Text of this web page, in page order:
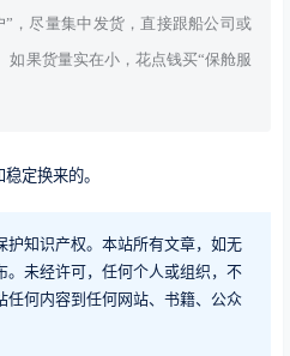
，尽量集中发货，直接跟船公司或
如果货量实在小，花点钱买“保舱服
定换来的。
护知识产权。本站所有文章，如无
。未经许可，任何个人或组织，不
任何内容到任何网站、书籍、公众